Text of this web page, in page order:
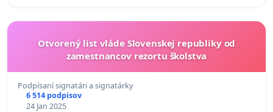
Otvorený list vláde Slovenskej republiky od
zamestnancov rezortu školstva
Podpísaní signatári a signatárky
6 514 podpisov
24 Jan 2025